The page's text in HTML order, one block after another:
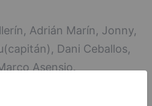
Adrián Marín, Jonny,
Dani Ceballos,
Asensio.